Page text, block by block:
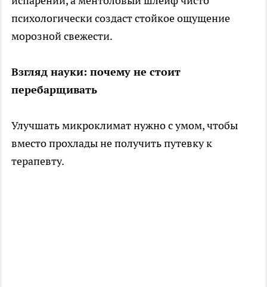
психологически создаст стойкое ощущение
морозной свежести.
Взгляд науки: почему не стоит
перебарщивать
Улучшать микроклимат нужно с умом, чтобы
вместо прохлады не получить путевку к
терапевту.